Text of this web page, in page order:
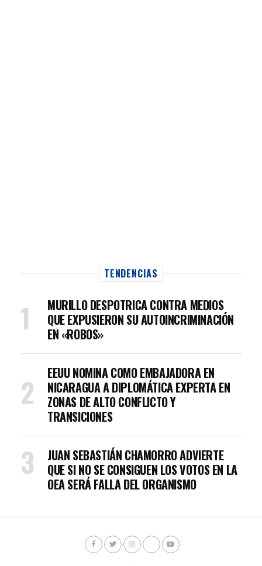
TENDENCIAS
MURILLO DESPOTRICA CONTRA MEDIOS
QUE EXPUSIERON SU AUTOINCRIMINACIÓN
EN «ROBOS»
EEUU NOMINA COMO EMBAJADORA EN
NICARAGUA A DIPLOMÁTICA EXPERTA EN
ZONAS DE ALTO CONFLICTO Y
TRANSICIONES
JUAN SEBASTIÁN CHAMORRO ADVIERTE
QUE SI NO SE CONSIGUEN LOS VOTOS EN LA
OEA SERÁ FALLA DEL ORGANISMO